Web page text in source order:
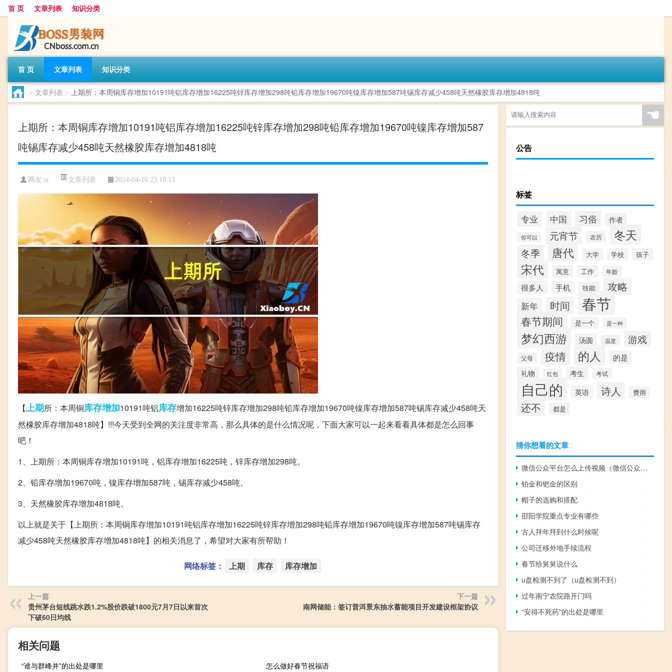
首 页 文章列表 知识分类
首 页 文章列表 知识分类
> 文章列表 > 上期所：本周铜库存增加10191吨铝库存增加16225吨锌库存增加298吨铅库存增加19670吨镍库存增加587吨锡库存减少458吨天然橡胶库存增加4818吨
上期所：本周铜库存增加10191吨铝库存增加16225吨锌库存增加298吨铅库存增加19670吨镍库存增加587
吨锡库存减少458吨天然橡胶库存增加4818吨
网友:sr 文章列表 2024-04-16 23:10:13
【上期所：本周铜库存增加10191吨铝库存增加16225吨锌库存增加298吨铅库存增加19670吨镍库存增加587吨锡库存减少458吨天
然橡胶库存增加4818吨】!!!今天受到全网的关注度非常高，那么具体的是什么情况呢，下面大家可以一起来看看具体都是怎么回事
吧！
1、上期所：本周铜库存增加10191吨，铝库存增加16225吨，锌库存增加298吨。
2、铅库存增加19670吨，镍库存增加587吨，锡库存减少458吨。
3、天然橡胶库存增加4818吨。
以上就是关于【上期所：本周铜库存增加10191吨铝库存增加16225吨锌库存增加298吨铅库存增加19670吨镍库存增加587吨锡库存
减少458吨天然橡胶库存增加4818吨】的相关消息了，希望对大家有所帮助！
网络标签： 上期 库存 库存增加
上一篇
贵州茅台短线跳水跌1.2%股价跌破1800元7月7日以来首次
下破60日均线
下一篇
南网储能：签订普洱景东抽水蓄能项目开发建设框架协议
相关问题
“谁与群峰并”的出处是哪里 怎么做好春节祝福语
☚
公告
标签
专业 中国 习俗 作者
你可以 元宵节 农历 冬天
冬季 唐代 大学 学校 孩子
宋代 寓意 工作 年龄
很多人 手机 技能 攻略
新年 时间 春节
春节期间 是一个 是一种
梦幻西游 汤圆 温度 游戏
父母 疫情 的人 的是
礼物 红包 考生 考试
自己的 英语 诗人 费用
还不 都是
猜你想看的文章
微信公众平台怎么上传视频（微信公众平台怎么用）
铂金和钯金的区别
帽子的选购和搭配
邵阳学院重点专业有哪些
古人拜年拜到什么时候呢
公司迁移外地手续流程
春节给舅舅说什么
u盘检测不到了（u盘检测不到）
过年南宁农院路开门吗
“安得不死药”的出处是哪里